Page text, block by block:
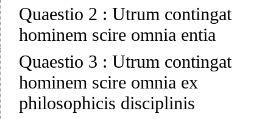
Quaestio 2 : Utrum contingat
hominem scire omnia entia
Quaestio 3 : Utrum contingat
hominem scire omnia ex
philosophicis disciplinis